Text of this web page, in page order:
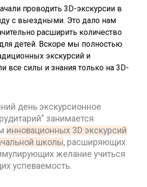
проводить 3D-экскурсии в
с выездными. Это дало нам
расширить количество
детей. Вскоре мы полностью
экскурсий и
все силы и знания только на 3D-
день экскурсионное
занимается
инновационных 3D экскурсий
школы, расширяющих
желание учиться
успеваемость.